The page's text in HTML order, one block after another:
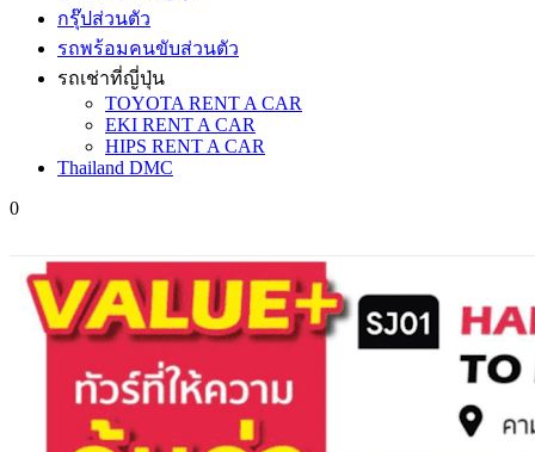
กรุ๊ปส่วนตัว
รถพร้อมคนขับส่วนตัว
รถเช่าที่ญี่ปุ่น
TOYOTA RENT A CAR
EKI RENT A CAR
HIPS RENT A CAR
Thailand DMC
0